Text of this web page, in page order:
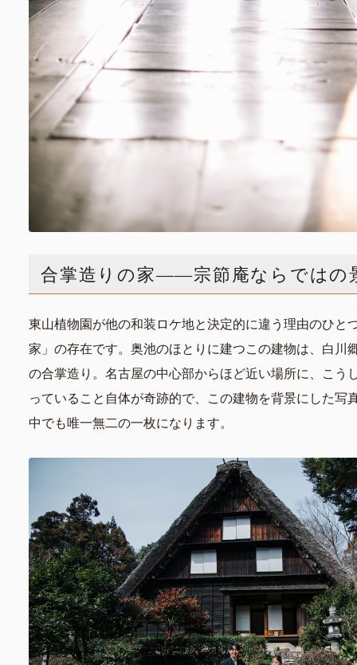
合掌造りの家——宗節庵ならではの
東山植物園が他の和装ロケ地と決定的に違う理由のひと
家」の存在です。奥池のほとりに建つこの建物は、白川
の合掌造り。名古屋の中心部からほど近い場所に、こう
っていること自体が奇跡的で、この建物を背景にした写
中でも唯一無二の一枚になります。